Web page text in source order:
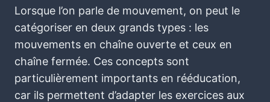
Lorsque l’on parle de mouvement, on peut le
catégoriser en deux grands types : les
mouvements en chaîne ouverte et ceux en
chaîne fermée. Ces concepts sont
particulièrement importants en rééducation,
car ils permettent d’adapter les exercices aux